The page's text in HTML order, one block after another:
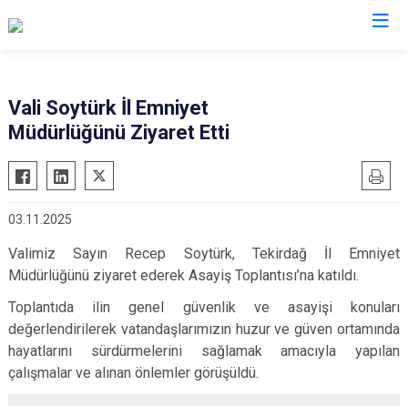
Vali Soytürk İl Emniyet
Müdürlüğünü Ziyaret Etti
03.11.2025
Valimiz Sayın Recep Soytürk, Tekirdağ İl Emniyet
Müdürlüğünü ziyaret ederek Asayiş Toplantısı’na katıldı.
Toplantıda ilin genel güvenlik ve asayişi konuları
değerlendirilerek vatandaşlarımızın huzur ve güven ortamında
hayatlarını sürdürmelerini sağlamak amacıyla yapılan
çalışmalar ve alınan önlemler görüşüldü.